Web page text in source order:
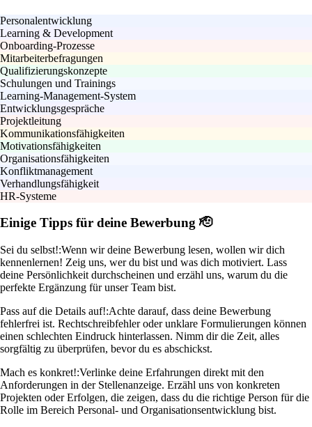
Personalentwicklung
Learning & Development
Onboarding-Prozesse
Mitarbeiterbefragungen
Qualifizierungskonzepte
Schulungen und Trainings
Learning-Management-System
Entwicklungsgespräche
Projektleitung
Kommunikationsfähigkeiten
Motivationsfähigkeiten
Organisationsfähigkeiten
Konfliktmanagement
Verhandlungsfähigkeit
HR-Systeme
Einige Tipps für deine Bewerbung 🫡
Sei du selbst!:Wenn wir deine Bewerbung lesen, wollen wir dich
kennenlernen! Zeig uns, wer du bist und was dich motiviert. Lass
deine Persönlichkeit durchscheinen und erzähl uns, warum du die
perfekte Ergänzung für unser Team bist.
Pass auf die Details auf!:Achte darauf, dass deine Bewerbung
fehlerfrei ist. Rechtschreibfehler oder unklare Formulierungen können
einen schlechten Eindruck hinterlassen. Nimm dir die Zeit, alles
sorgfältig zu überprüfen, bevor du es abschickst.
Mach es konkret!:Verlinke deine Erfahrungen direkt mit den
Anforderungen in der Stellenanzeige. Erzähl uns von konkreten
Projekten oder Erfolgen, die zeigen, dass du die richtige Person für die
Rolle im Bereich Personal- und Organisationsentwicklung bist.